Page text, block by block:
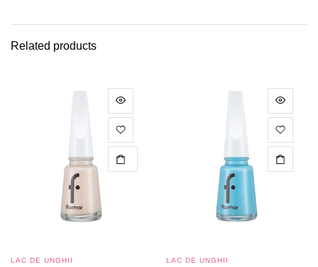
Related products
LAC DE UNGHII LAC DE UNGHII